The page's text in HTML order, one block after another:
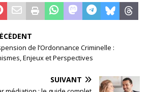
de l’Ordonnance Criminelle :
Enjeux et Perspectives
SUIVANT